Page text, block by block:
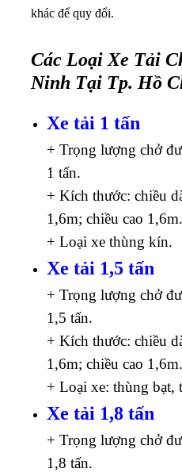
khác để quy đổi.
Các Loại Xe Tải
Ninh Tại Tp. Hồ
Xe tải 1 tấn
+ Trọng lượng chở
1 tấn.
+ Kích thước: chiều
1,6m; chiều cao 1,6m.
+ Loại xe thùng kín.
Xe tải 1,5 tấn
+ Trọng lượng chở
1,5 tấn.
+ Kích thước: chiều
1,6m; chiều cao 1,6m.
+ Loại xe: thùng bạt,
Xe tải 1,8 tấn
+ Trọng lượng chở
1,8 tấn.